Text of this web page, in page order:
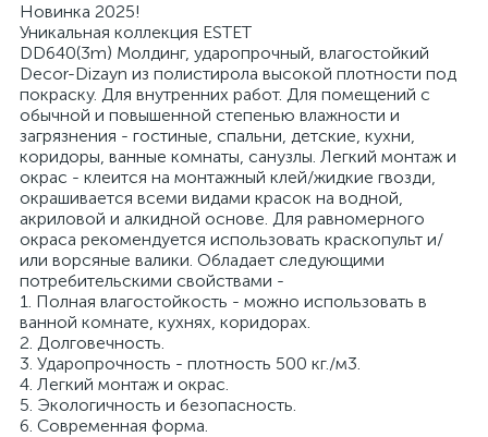
Новинка 2025!
Уникальная коллекция ESTET
DD640(3m) Молдинг, ударопрочный, влагостойкий
Decor-Dizayn из полистирола высокой плотности под
покраску. Для внутренних работ. Для помещений с
обычной и повышенной степенью влажности и
загрязнения - гостиные, спальни, детские, кухни,
коридоры, ванные комнаты, санузлы. Легкий монтаж и
окрас - клеится на монтажный клей/жидкие гвозди,
окрашивается всеми видами красок на водной,
акриловой и алкидной основе. Для равномерного
окраса рекомендуется использовать краскопульт и/
или ворсяные валики. Обладает следующими
потребительскими свойствами -
1. Полная влагостойкость - можно использовать в
ванной комнате, кухнях, коридорах.
2. Долговечность.
3. Ударопрочность - плотность 500 кг./м3.
4. Легкий монтаж и окрас.
5. Экологичность и безопасность.
6. Современная форма.